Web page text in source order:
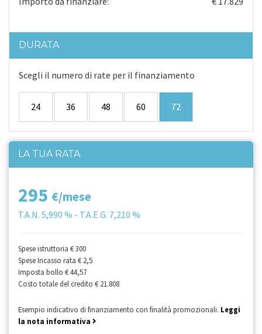
DURATA
Scegli il numero di rate per il finanziamento
24 36 48 60 72
LA TUA RATA
295 €/mese
T.A.N. 5,990 % - T.A.E.G. 7,210 %
Spese istruttoria € 300
Spese Incasso rata € 2,5
Imposta bollo € 44,57
Costo totale del credito € 21.808
Esempio indicativo di finanziamento con finalità promozionali. Leggi
la nota informativa